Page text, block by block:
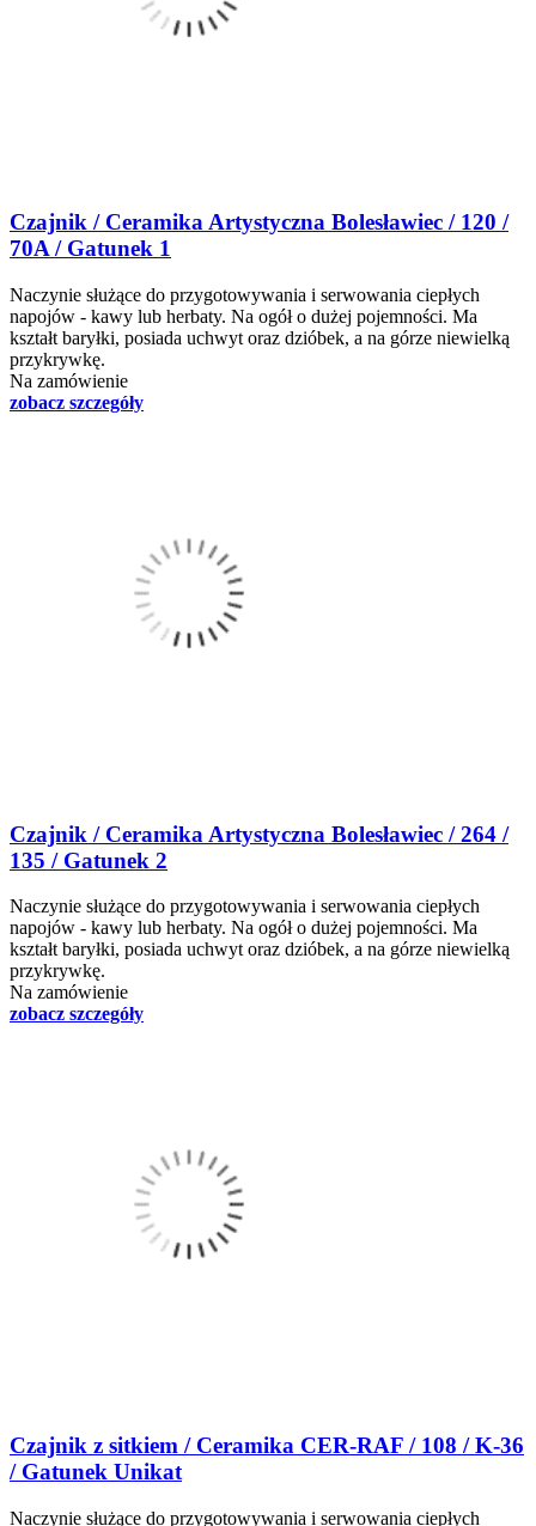
Czajnik / Ceramika Artystyczna Bolesławiec / 120 /
70A / Gatunek 1
Naczynie służące do przygotowywania i serwowania ciepłych
napojów - kawy lub herbaty. Na ogół o dużej pojemności. Ma
kształt baryłki, posiada uchwyt oraz dzióbek, a na górze niewielką
przykrywkę.
Na zamówienie
zobacz szczegóły
Czajnik / Ceramika Artystyczna Bolesławiec / 264 /
135 / Gatunek 2
Naczynie służące do przygotowywania i serwowania ciepłych
napojów - kawy lub herbaty. Na ogół o dużej pojemności. Ma
kształt baryłki, posiada uchwyt oraz dzióbek, a na górze niewielką
przykrywkę.
Na zamówienie
zobacz szczegóły
Czajnik z sitkiem / Ceramika CER-RAF / 108 / K-36
/ Gatunek Unikat
Naczynie służące do przygotowywania i serwowania ciepłych